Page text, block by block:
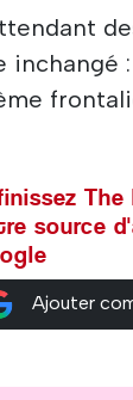
inchangé
source
Ajouter